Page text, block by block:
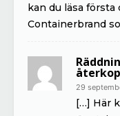
kan du läsa
Containerbrand
29
[…] Här